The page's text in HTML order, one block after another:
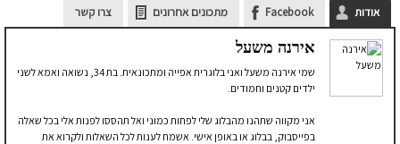
אודות Facebook מתכונים אחרונים צרו קשר
אירנה משעל
שמי אירנה משעל ואני בלוגרית אפייה ומתכונאית. בת 34, נשואה ואמא לשני
ילדים קטנים וחמודים.
אני מקווה שתהנו מהבלוג שלי לפחות כמוני ואל תהססו לפנות אלי בכל שאלה
בפייסבוק, בבלוג או באופן אישי. אשמח לענות לכל השאלות ולקרוא את